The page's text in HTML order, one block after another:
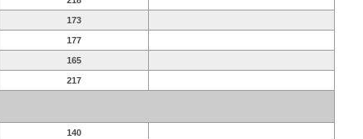
173
177
165
217
140